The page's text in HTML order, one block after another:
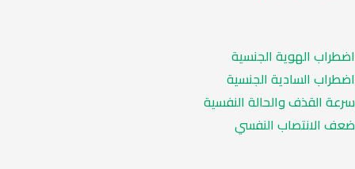
اضطراب الهوية الجنسية
اضطراب السادية الجنسية
سرعة القذف والحالة النفسية
ضعف الانتصاب النفسي